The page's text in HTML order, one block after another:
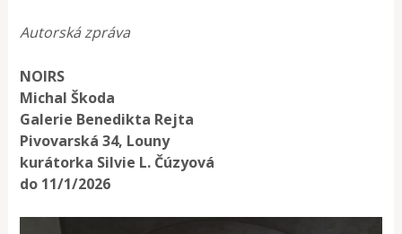
Autorská zpráva
NOIRS
Michal Škoda
Galerie Benedikta Rejta
Pivovarská 34, Louny
kurátorka Silvie L. Čúzyová
do 11/1/2026